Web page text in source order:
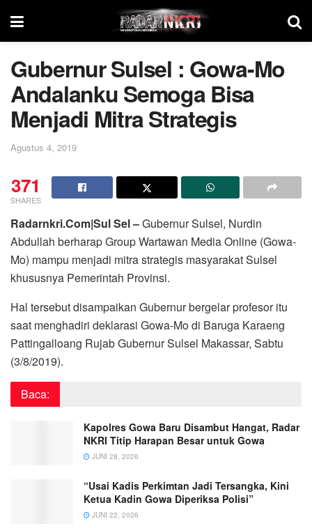
Gubernur Sulsel : Gowa-Mo
Andalanku Semoga Bisa
Menjadi Mitra Strategis
Agustus 4, 2019
371
SHARES
Radarnkri.Com|Sul Sel –Gubernur Sulsel, Nurdin
Abdullah berharap Group Wartawan Media Online (Gowa-
Mo) mampu menjadi mitra strategis masyarakat Sulsel
khususnya Pemerintah Provinsi.
Hal tersebut disampaikan Gubernur bergelar profesor itu
saat menghadiri deklarasi Gowa-Mo di Baruga Karaeng
Pattingalloang Rujab Gubernur Sulsel Makassar, Sabtu
(3/8/2019).
Baca:
Kapolres Gowa Baru Disambut Hangat, Radar
NKRI Titip Harapan Besar untuk Gowa
JUNI 28, 2026
“Usai Kadis Perkimtan Jadi Tersangka, Kini
Ketua Kadin Gowa Diperiksa Polisi”
JUNI 22, 2026